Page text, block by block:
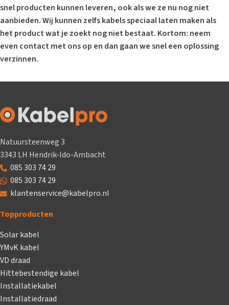
snel producten kunnen leveren, ook als we ze nu nog niet
aanbieden. Wij kunnen zelfs kabels speciaal laten maken als
het product wat je zoekt nog niet bestaat. Kortom: neem
even contact met ons op en dan gaan we snel een oplossing
verzinnen.
Natuursteenweg 3
3343 LH Hendrik-Ido-Ambacht
085 303 74 29
085 303 74 29
klantenservice@kabelpro.nl
Topproducten
Solar kabel
YMvK kabel
VD draad
Hittebestendige kabel
Installatiekabel
Installatiedraad